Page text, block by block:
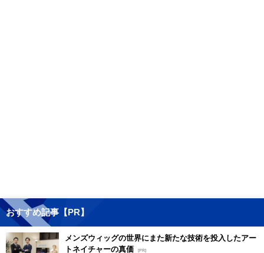
おすすめ記事【PR】
メンズウィッグの世界にまた新たな技術を投入したアー
トネイチャーの真価 [PR]